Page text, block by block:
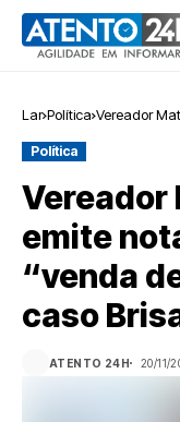
Lar Política Vereador
Política
Vereador
emite
“venda
caso
ATENTO 24H 20/11/